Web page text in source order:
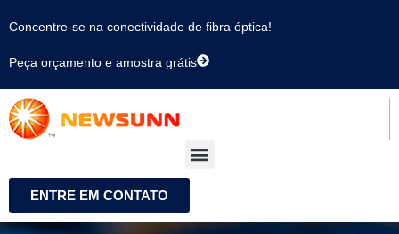
Concentre-se na conectividade de fibra óptica!
Peça orçamento e amostra grátis
ENTRE EM CONTATO